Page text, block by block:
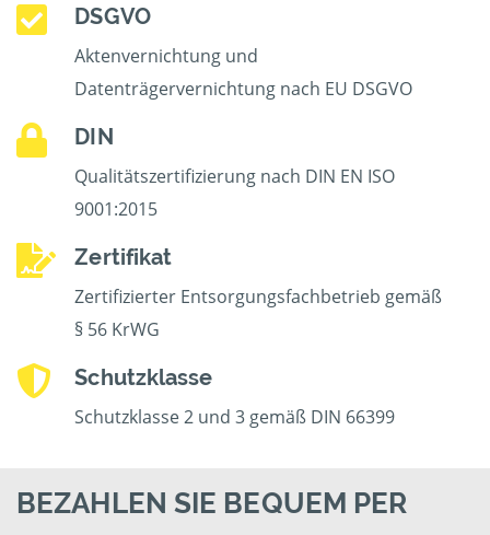
DSGVO
Aktenvernichtung und
Datenträgervernichtung nach EU DSGVO
DIN
Qualitätszertifizierung nach DIN EN ISO
9001:2015
Zertifikat
Zertifizierter Entsorgungsfachbetrieb gemäß
§ 56 KrWG
Schutzklasse
Schutzklasse 2 und 3 gemäß DIN 66399
BEZAHLEN SIE BEQUEM PER